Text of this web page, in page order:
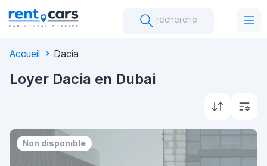
recherche
Accueil Dacia
Loyer Dacia en Dubai
Non disponible